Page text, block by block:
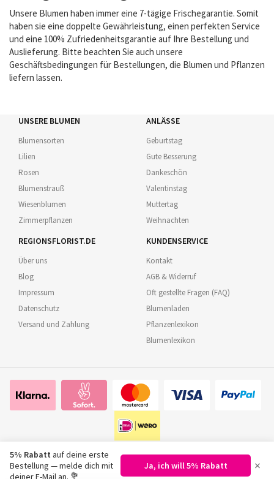
Unsere Blumen haben immer eine 7-tägige Frischegarantie. Somit
haben sie eine doppelte Gewährleistung, einen perfekten Service
und eine 100% Zufriedenheitsgarantie auf Ihre Bestellung und
Auslieferung. Bitte beachten Sie auch unsere
Geschäftsbedingungen für Bestellungen, die Blumen und Pflanzen
liefern lassen.
UNSERE BLUMEN
Blumensorten
Lilien
Rosen
Blumenstrauß
Wiesenblumen
Zimmerpflanzen
ANLÄSSE
Geburtstag
Gute Besserung
Dankeschön
Valentinstag
Muttertag
Weihnachten
REGIONSFLORIST.DE
Über uns
Blog
Impressum
Datenschutz
Versand und Zahlung
KUNDENSERVICE
Kontakt
AGB & Widerruf
Oft gestellte Fragen (FAQ)
Blumenladen
Pflanzenlexikon
Blumenlexikon
©2026Regionsflorist.de
5% Rabatt auf deine erste
Bestellung — melde dich mit
deiner E-Mail an. 💐
Ja, ich will 5% Rabatt ×